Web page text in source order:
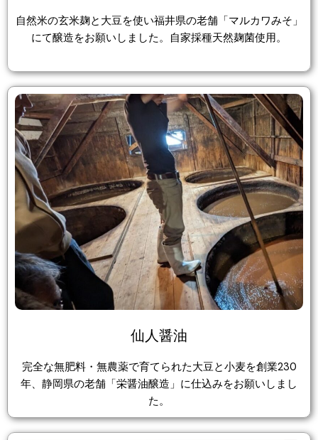
自然米の玄米麹と大豆を使い福井県の老舗「マルカワみそ」
にて醸造をお願いしました。自家採種天然麹菌使用。
仙人醤油
完全な無肥料・無農薬で育てられた大豆と小麦を創業230
年、静岡県の老舗「栄醤油醸造」に仕込みをお願いしまし
た。